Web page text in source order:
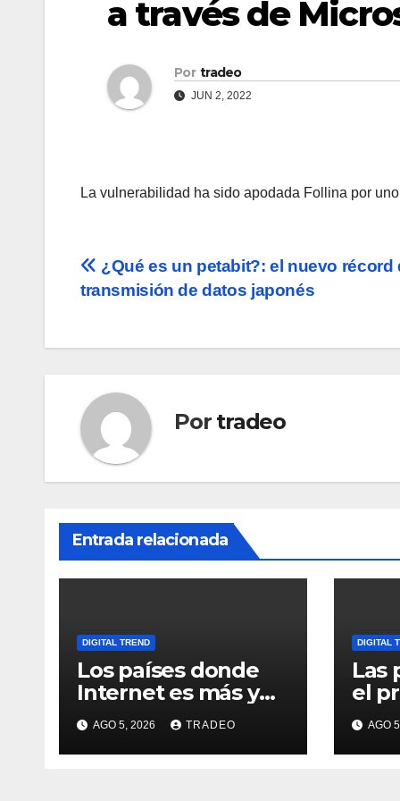
a través de
Por tradeo
JUN 2, 2022
La vulnerabilidad ha sido apodada Follina por
Navegación
entradas
¿Qué es un petabit?: el nuevo récord
transmisión de datos japonés
Por tradeo
Entrada relacionada
DIGITAL TREND
Los países donde
Internet es más y
menos asequible
AGO 5, 2026 TRADEO
DIGITAL
Las
el
AGO